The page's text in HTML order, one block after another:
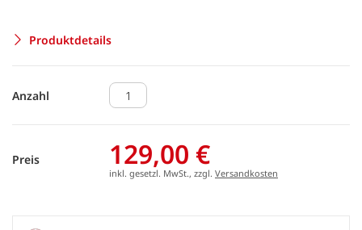
Produktdetails
Anzahl
Preis 129,00 €
inkl. gesetzl. MwSt., zzgl. Versandkosten